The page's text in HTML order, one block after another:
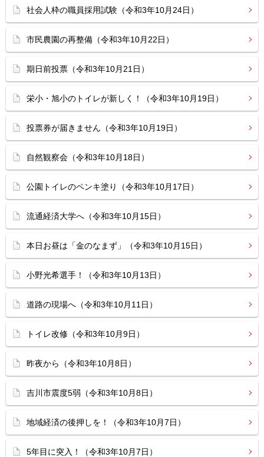
社会人枠の職員採用試験（令和3年10月24日）
市民農園の再整備（令和3年10月22日）
期日前投票（令和3年10月21日）
栄小・旭小のトイレが新しく！（令和3年10月19日）
投票券が届きません（令和3年10月19日）
自然観察会（令和3年10月18日）
公園トイレのペンキ塗り（令和3年10月17日）
流通経済大学へ（令和3年10月15日）
本日お昼は「金のなまず」（令和3年10月15日）
小野光希選手！（令和3年10月13日）
道路の現場へ（令和3年10月11日）
トイレ改修（令和3年10月9日）
昨夜から（令和3年10月8日）
吉川市震度5弱（令和3年10月8日）
地域経済の後押しを！（令和3年10月7日）
5年目に突入！（令和3年10月7日）